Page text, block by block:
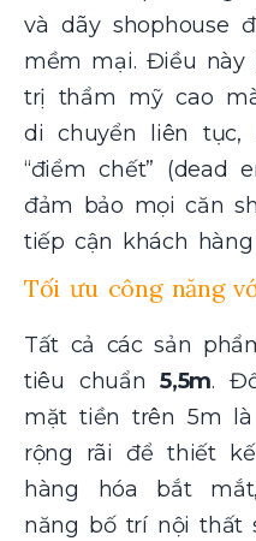
và dãy shophouse
mềm mại. Điều này
trị thẩm mỹ cao
di chuyển liên tục,
“điểm chết” (dead
đảm bảo mọi căn
tiếp cận khách
Tối ưu công năng
Tất cả các sản
tiêu chuẩn5,5m.
mặt tiền trên 5m là
rộng rãi để thiết
hàng hóa bắt
năng bố trí nội thất